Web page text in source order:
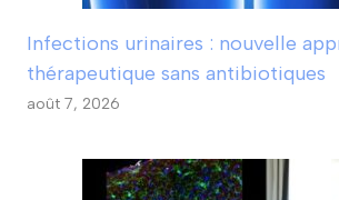
Infections urinaires : nouvelle
thérapeutique sans antibiotiques
août 7, 2026